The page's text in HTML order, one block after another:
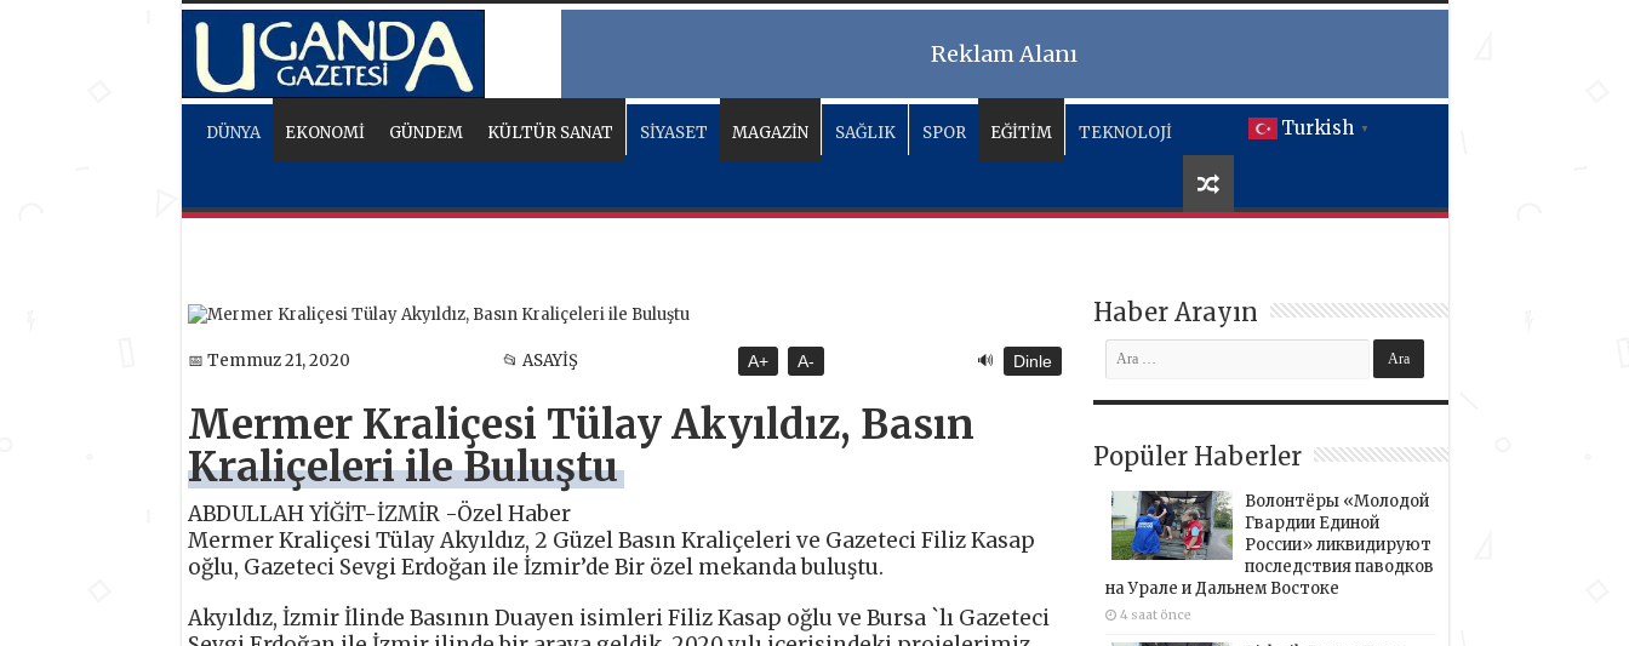
Reklam Alanı
Turkish ▼
DÜNYA EKONOMİ GÜNDEM KÜLTÜR SANAT SİYASET MAGAZİN SAĞLIK SPOR EĞİTİM TEKNOLOJİ
📅 Temmuz 21, 2020 📂 ASAYİŞ A+ A- 🔊 Dinle
Mermer Kraliçesi Tülay Akyıldız, Basın
Kraliçeleri ile Buluştu
ABDULLAH YİĞİT-İZMİR -Özel Haber
Mermer Kraliçesi Tülay Akyıldız, 2 Güzel Basın Kraliçeleri ve Gazeteci Filiz Kasap
oğlu, Gazeteci Sevgi Erdoğan ile İzmir’de Bir özel mekanda buluştu.
Akyıldız, İzmir İlinde Basının Duayen isimleri Filiz Kasap oğlu ve Bursa `lı Gazeteci
Haber Arayın
Popüler Haberler
Волонтёры «Молодой
Гвардии Единой
России» ликвидируют
последствия паводков
на Урале и Дальнем Востоке
4 saat önce